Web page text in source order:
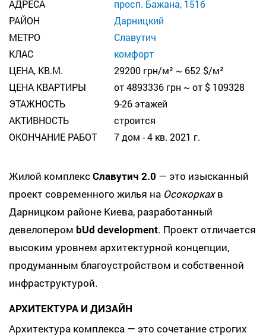
АДРЕСА
просп. Бажана, 151б
РАЙОН
Дарницкий
МЕТРО
Славутич
КЛАС
комфорт
ЦЕНА, КВ.М.
29200 грн/м² ~ 652 $/м²
ЦЕНА КВАРТИРЫ
от 4893336 грн ~ от $ 109328
ЭТАЖНОСТЬ
9-26 этажей
АКТИВНОСТЬ
строится
ОКОНЧАНИЕ РАБОТ
7 дом - 4 кв. 2021 г.
Жилой комплексСлавутич 2.0 — это изысканный
проект современного жилья на Осокоркахв
Дарницком районе Киева, разработанный
девелопером bUd development. Проект отличается
высоким уровнем архитектурной концепции,
продуманным благоустройством и собственной
инфраструктурой.
АРХИТЕКТУРА И ДИЗАЙН
Архитектура комплекса — это сочетание строгих